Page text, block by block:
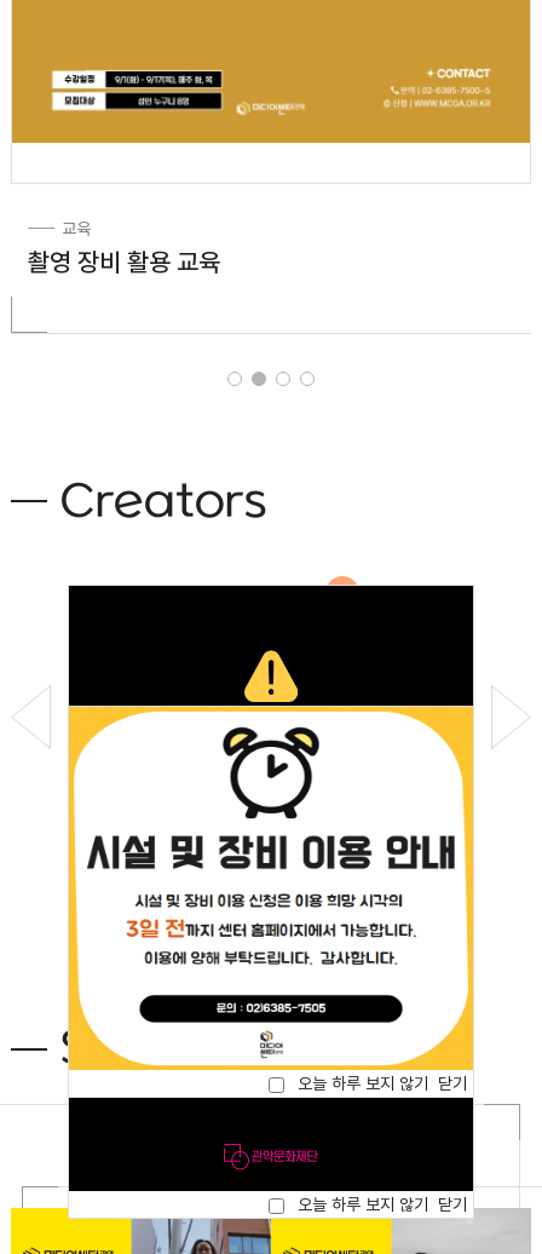
교육
촬영 장비 활용 교육
Creators
딩당 중국어
Social Media
오늘 하루 보지 않기 닫기
오늘 하루 보지 않기 닫기